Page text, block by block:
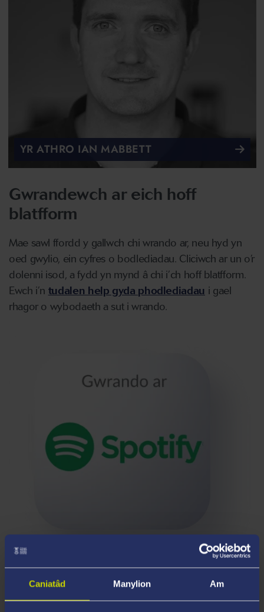
Caniatâd Manylion Am
YR ATHRO IAN MABBETT
Gwrandewch ar eich hoff
blatfform
Mae sawl ffordd y gallwch chi wrando ar, neu hyd yn
oed gwylio, ein cyfres o bodlediadau. Cliciwch ar un o’r
dolenni isod, a fydd yn mynd â chi i’ch hoff blatfform.
Ewch i’n tudalen help gyda phodlediadau i gael
rhagor o wybodaeth a sut i wrando.